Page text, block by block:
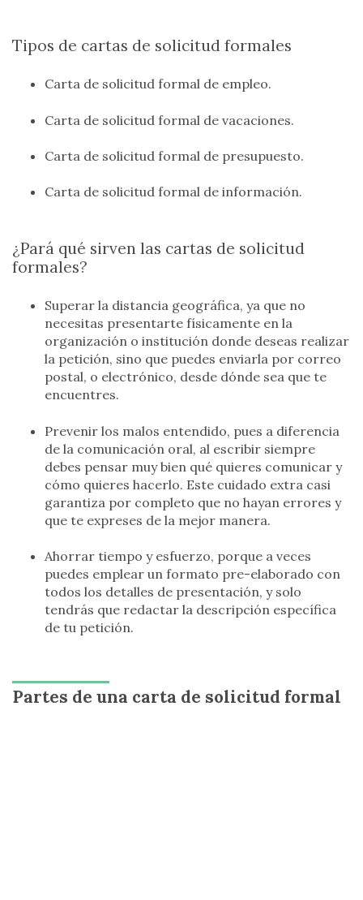
Tipos de cartas de solicitud formales
Carta de solicitud formal de empleo.
Carta de solicitud formal de vacaciones.
Carta de solicitud formal de presupuesto.
Carta de solicitud formal de información.
¿Pará qué sirven las cartas de solicitud
formales?
Superar la distancia geográfica, ya que no
necesitas presentarte físicamente en la
organización o institución donde deseas realizar
la petición, sino que puedes enviarla por correo
postal, o electrónico, desde dónde sea que te
encuentres.
Prevenir los malos entendido, pues a diferencia
de la comunicación oral, al escribir siempre
debes pensar muy bien qué quieres comunicar y
cómo quieres hacerlo. Este cuidado extra casi
garantiza por completo que no hayan errores y
que te expreses de la mejor manera.
Ahorrar tiempo y esfuerzo, porque a veces
puedes emplear un formato pre-elaborado con
todos los detalles de presentación, y solo
tendrás que redactar la descripción específica
de tu petición.
Partes de una carta de solicitud formal